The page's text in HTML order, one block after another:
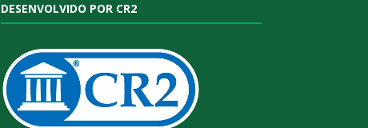
DESENVOLVIDO POR CR2